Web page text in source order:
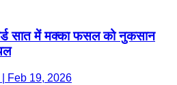
सात में मक्का फसल को नुकसान
Feb 19, 2026